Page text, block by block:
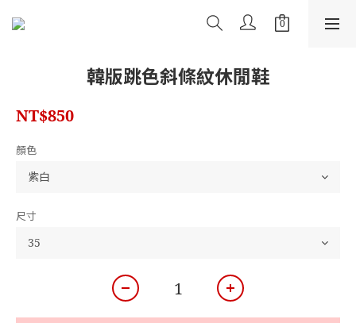
韓版跳色斜條紋休閒鞋
NT$850
顏色
尺寸